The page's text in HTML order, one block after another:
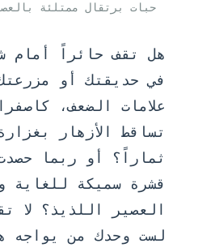
حبات برتقال ممتلئة
هل تقف حائراً أمام
في حديقتك أو
علامات الضعف،
تساقط الأزهار
ثماراً؟ أو ربما
قشرة سميكة للغاية
العصير اللذيذ؟ لا
لست وحدك من يواجه